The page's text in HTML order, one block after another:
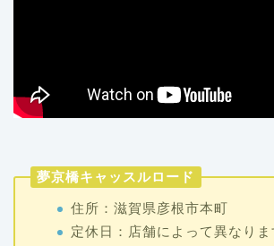
夢京橋キャッスルロード
住所：滋賀県彦根市本町
定休日：店舗によって異なりま